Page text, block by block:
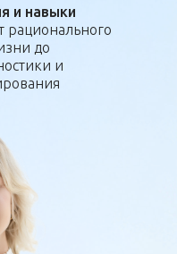
и навыки
рационального
до
и